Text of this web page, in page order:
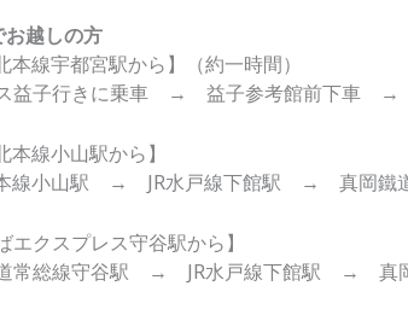
お越しの方
本線宇都宮駅から】（約一時間）
益子行きに乗車 → 益子参考館前下車 →
本線小山駅から】
本線小山駅 → JR水戸線下館駅 → 真岡
エクスプレス守谷駅から】
常総線守谷駅 → JR水戸線下館駅 → 真